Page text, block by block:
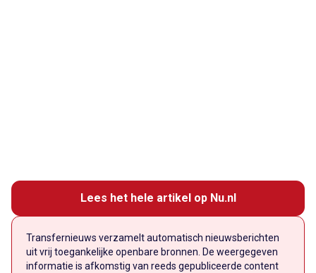
Lees het hele artikel op Nu.nl
Transfernieuws verzamelt automatisch nieuwsberichten
uit vrij toegankelijke openbare bronnen. De weergegeven
informatie is afkomstig van reeds gepubliceerde content